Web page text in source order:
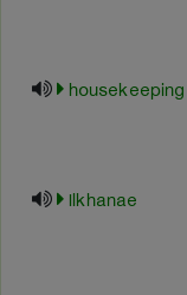
housekeeping
Ilkhanae